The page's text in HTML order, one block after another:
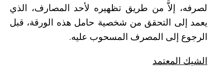
لصرفه، إلاَّ من طريق تظهيره لأحد المصارف، الذي
يعمد إلى التحقق من شخصية حامل هذه الورقة، قبل
الرجوع إلى المصرف المسحوب عليه.
الشيك المعتمد